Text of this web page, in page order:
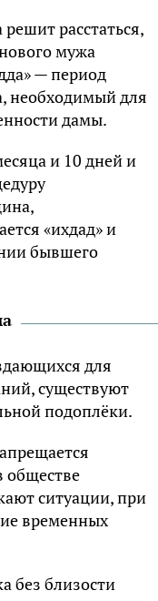
решит расстаться,
мужа
— период
необходимый для
дамы.
и 10 дней и
«ихдад» и
бывшего
для
существуют
подоплёки.
обществе
ситуации, при
временных
без близости